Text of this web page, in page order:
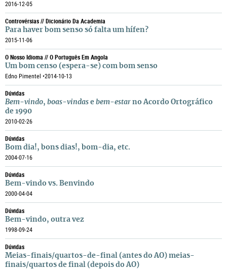
2016-12-05
Controvérsias // Dicionário Da Academia
Para haver bom senso só falta um hífen?
2015-11-06
O Nosso Idioma // O Português Em Angola
Um bom censo (espera-se) com bom senso
Edno Pimentel •2014-10-13
Dúvidas
Bem-vindo, boas-vindas e bem-estar no Acordo Ortográfico
de 1990
2010-02-26
Dúvidas
Bom dia!, bons dias!, bom-dia, etc.
2004-07-16
Dúvidas
Bem-vindo vs. Benvindo
2000-04-04
Dúvidas
Bem-vindo, outra vez
1998-09-24
Dúvidas
Meias-finais/quartos-de-final (antes do AO) meias-
finais/quartos de final (depois do AO)